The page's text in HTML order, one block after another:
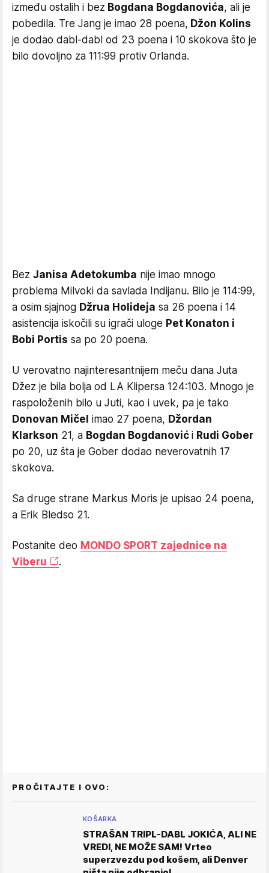
između ostalih i bez Bogdana Bogdanovića, ali je
pobedila. Tre Jang je imao 28 poena, Džon Kolins
je dodao dabl-dabl od 23 poena i 10 skokova što je
bilo dovoljno za 111:99 protiv Orlanda.
Bez Janisa Adetokumba nije imao mnogo
problema Milvoki da savlada Indijanu. Bilo je 114:99,
a osim sjajnog Džrua Holideja sa 26 poena i 14
asistencija iskočili su igrači uloge Pet Konaton i
Bobi Portis sa po 20 poena.
U verovatno najinteresantnijem meču dana Juta
Džez je bila bolja od LA Klipersa 124:103. Mnogo je
raspoloženih bilo u Juti, kao i uvek, pa je tako
Donovan Mičel imao 27 poena, Džordan
Klarkson 21, a Bogdan Bogdanović i Rudi Gober
po 20, uz šta je Gober dodao neverovatnih 17
skokova.
Sa druge strane Markus Moris je upisao 24 poena,
a Erik Bledso 21.
Postanite deo MONDO SPORT zajednice na
Viberu
.
PROČITAJTE I OVO:
KOŠARKA
STRAŠAN TRIPL-DABL JOKIĆA, ALI NE
VREDI, NE MOŽE SAM! Vrteo
superzvezdu pod košem, ali Denver